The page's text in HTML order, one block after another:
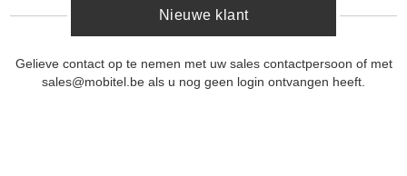
Nieuwe klant
Gelieve contact op te nemen met uw sales contactpersoon of met
sales@mobitel.be als u nog geen login ontvangen heeft.